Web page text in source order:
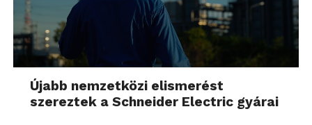
Újabb nemzetközi elismerést
szereztek a Schneider Electric gyárai